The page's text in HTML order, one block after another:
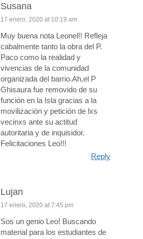
Susana
17 enero, 2020 at 10:19 am
Muy buena nota Leonel!! Refleja
cabalmente tanto la obra del P.
Paco como la realidad y
vivencias de la comunidad
organizada del barrio.Ah,el P
Ghisaura fue removido de su
función en la Isla gracias a la
movilización y petición de lxs
vecinxs ante su actitud
autoritaria y de inquisidor.
Felicitaciones Leo!!!
Reply
Lujan
17 enero, 2020 at 7:45 pm
Sos un genio Leo! Buscando
material para los estudiantes de